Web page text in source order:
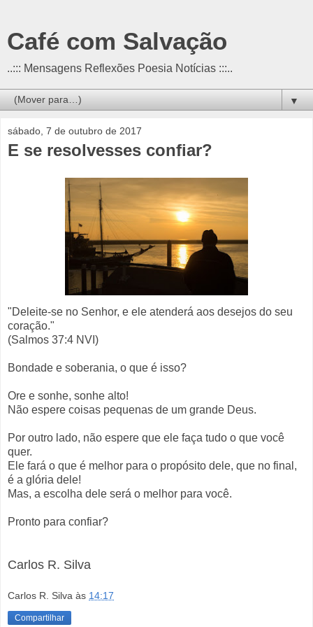
Café com Salvação
..::: Mensagens Reflexões Poesia Notícias :::..
▼
sábado, 7 de outubro de 2017
E se resolvesses confiar?
"Deleite-se no Senhor, e ele atenderá aos desejos do seu
coração."
(Salmos 37:4 NVI)
Bondade e soberania, o que é isso?
Ore e sonhe, sonhe alto!
Não espere coisas pequenas de um grande Deus.
Por outro lado, não espere que ele faça tudo o que você
quer.
Ele fará o que é melhor para o propósito dele, que no final,
é a glória dele!
Mas, a escolha dele será o melhor para você.
Pronto para confiar?
Carlos R. Silva
Carlos R. Silva às 14:17
Compartilhar